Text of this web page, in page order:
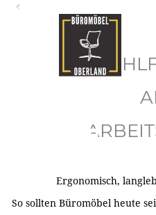
Ergonomisch,
So sollten Büromöbel heute